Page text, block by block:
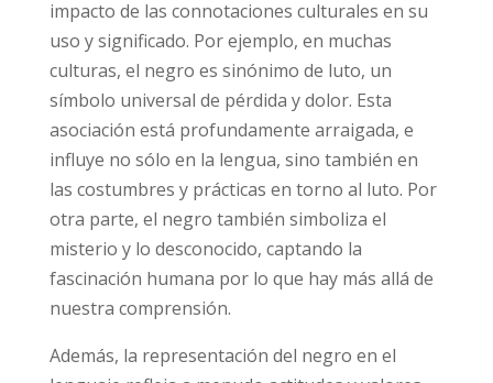
impacto de las connotaciones culturales en su
uso y significado. Por ejemplo, en muchas
culturas, el negro es sinónimo de luto, un
símbolo universal de pérdida y dolor. Esta
asociación está profundamente arraigada, e
influye no sólo en la lengua, sino también en
las costumbres y prácticas en torno al luto. Por
otra parte, el negro también simboliza el
misterio y lo desconocido, captando la
fascinación humana por lo que hay más allá de
nuestra comprensión.
Además, la representación del negro en el